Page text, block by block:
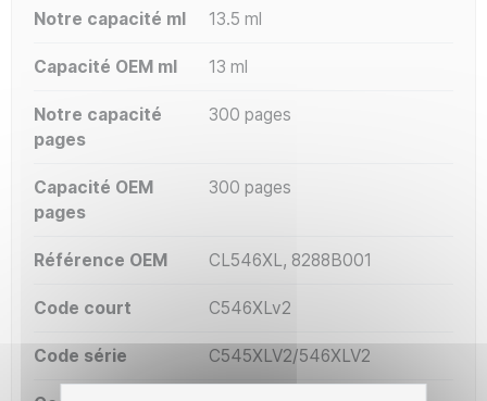
Notre capacité ml 13.5 ml
Capacité OEM ml 13 ml
Notre capacité
pages
300 pages
Capacité OEM
pages
300 pages
Référence OEM CL546XL, 8288B001
Code court C546XLv2
Code série C545XLV2/546XLV2